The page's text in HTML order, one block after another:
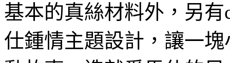
基本的真絲材料外，另有
仕鍾情主題設計，讓一